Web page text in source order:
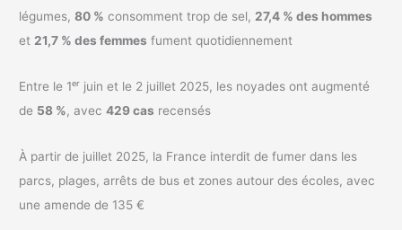
légumes,80 % consomment trop de sel, 27,4 % des hommes
et 21,7 % des femmes fument quotidiennement
Entre le 1ᵉʳ juin et le 2 juillet 2025, les noyades ont augmenté
de 58 %, avec429 cas recensés
À partir de juillet 2025, la France interdit de fumer dans les
parcs, plages, arrêts de bus et zones autour des écoles, avec
une amende de 135 €